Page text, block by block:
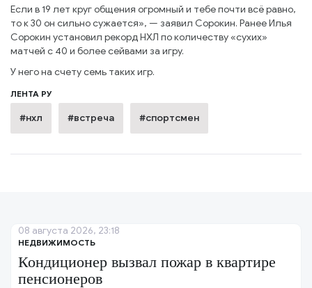
Если в 19 лет круг общения огромный и тебе почти всё равно,
то к 30 он сильно сужается», — заявил Сорокин. Ранее Илья
Сорокин установил рекорд НХЛ по количеству «сухих»
матчей с 40 и более сейвами за игру.
У него на счету семь таких игр.
ЛЕНТА РУ
#нхл #встреча #спортсмен
НЕДВИЖИМОСТЬ
Кондиционер вызвал пожар в квартире
пенсионеров
08 августа 2026, 23:18